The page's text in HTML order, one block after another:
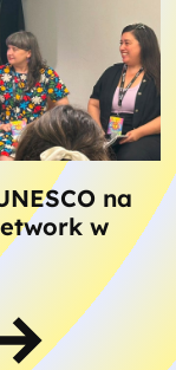
na
w